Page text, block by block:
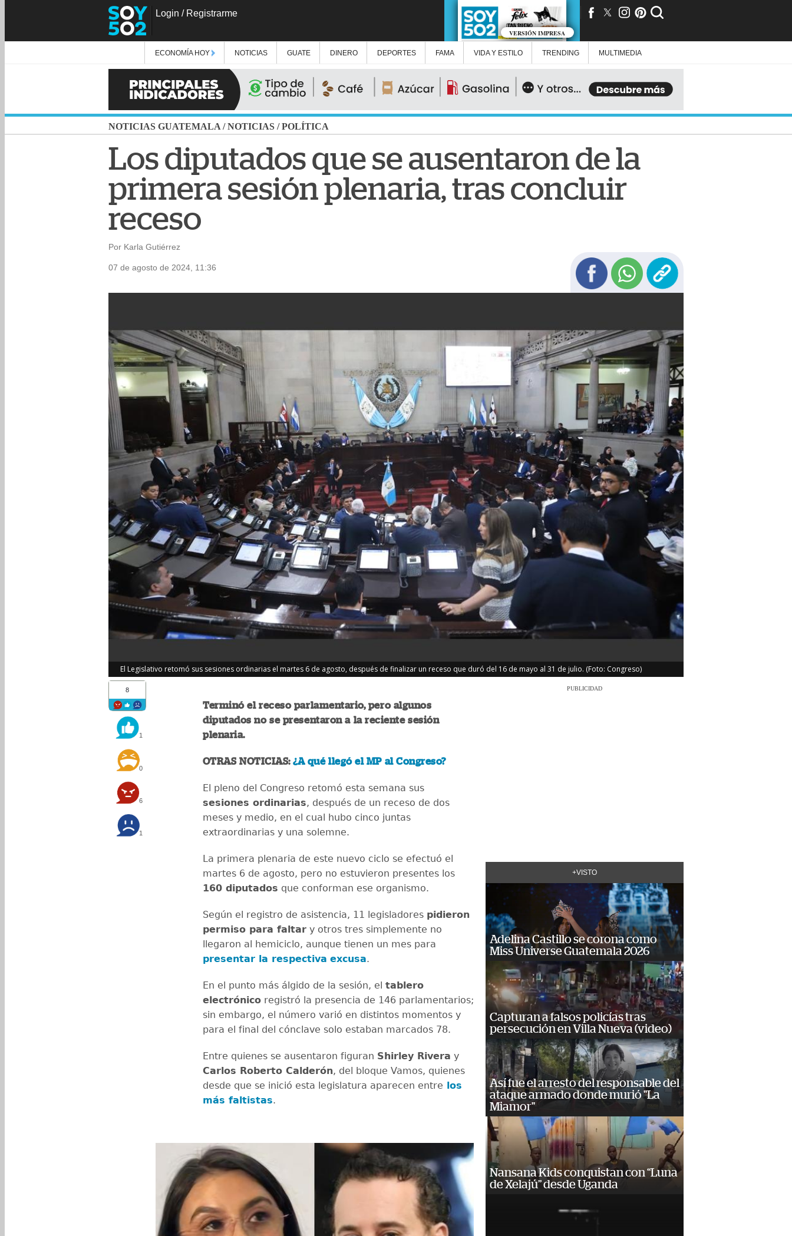
Login / Registrarme
VERSIÓN IMPRESA
ECONOMÍA HOY NOTICIAS GUATE DINERO DEPORTES FAMA VIDA Y ESTILO TRENDING MULTIMEDIA
NOTICIAS GUATEMALA /NOTICIAS /POLÍTICA
Los diputados que se ausentaron de la
primera sesión plenaria, tras concluir
receso
Por Karla Gutiérrez
07 de agosto de 2024, 11:36
El Legislativo retomó sus sesiones ordinarias el martes 6 de agosto, después de finalizar un receso que duró del 16 de mayo al 31 de julio. (Foto: Congreso)
8
1
0
6
1
Terminó el receso parlamentario, pero algunos
diputados no se presentaron a la reciente sesión
plenaria.
OTRAS NOTICIAS:¿A qué llegó el MP al Congreso?
El pleno del Congreso retomó esta semana sus
sesiones ordinarias, después de un receso de dos
meses y medio, en el cual hubo cinco juntas
extraordinarias y una solemne.
La primera plenaria de este nuevo ciclo se efectuó el
martes 6 de agosto, pero no estuvieron presentes los
160 diputados que conforman ese organismo.
Según el registro de asistencia, 11 legisladores pidieron
permiso para faltar y otros tres simplemente no
llegaron al hemiciclo, aunque tienen un mes para
presentar la respectiva excusa.
En el punto más álgido de la sesión, el tablero
electrónico registró la presencia de 146 parlamentarios;
sin embargo, el número varió en distintos momentos y
para el final del cónclave solo estaban marcados 78.
Entre quienes se ausentaron figuran Shirley Rivera y
Carlos Roberto Calderón, del bloque Vamos, quienes
desde que se inició esta legislatura aparecen entre los
más faltistas.
PUBLICIDAD
+VISTO
Adelina Castillo se corona como
Miss Universe Guatemala 2026
Capturan a falsos policías tras
persecución en Villa Nueva (video)
Así fue el arresto del responsable del
ataque armado donde murió "La
Miamor"
Nansana Kids conquistan con “Luna
de Xelajú” desde Uganda